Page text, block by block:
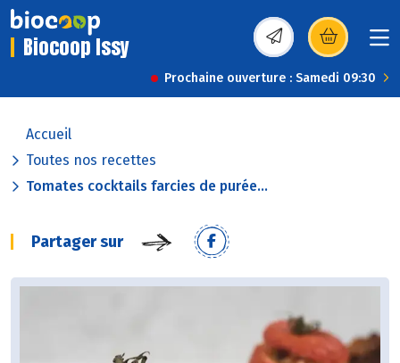
Biocoop Issy (s’ouvre dans une
Prochaine ouverture : Samedi 09:30
Accueil
Toutes nos recettes
Tomates cocktails farcies de purée...
Partager sur